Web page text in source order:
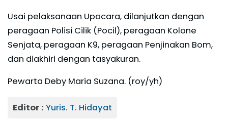
Usai pelaksanaan Upacara, dilanjutkan dengan
peragaan Polisi Cilik (Pocil), peragaan Kolone
Senjata, peragaan K9, peragaan Penjinakan Bom,
dan diakhiri dengan tasyakuran.
Pewarta Deby Maria Suzana. (roy/yh)
Editor : Yuris. T. Hidayat